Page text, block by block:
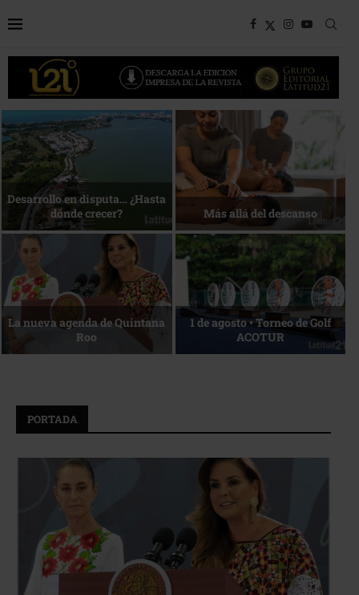
Bottega, un viaje servido a la
mesa
Energía que Impulsa la
competitividad
Reconocimiento de viajeros La esencia del servicio
PORTADA